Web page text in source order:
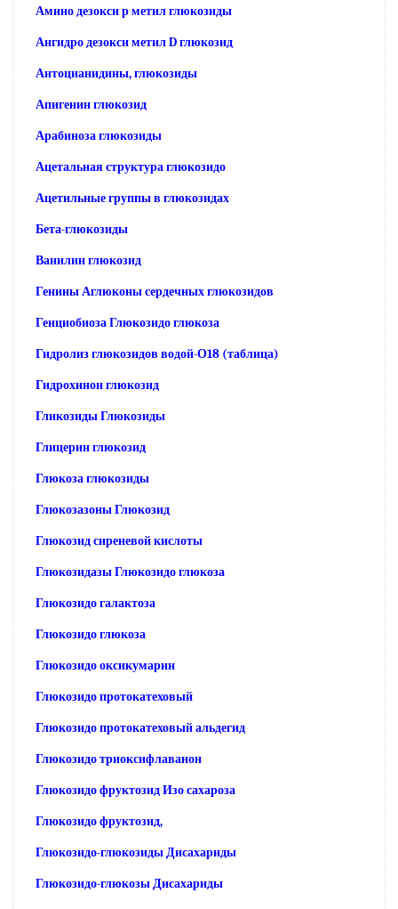
Амино дезокси р метил глюкозиды
Ангидро дезокси метил D глюкозид
Антоцианидины, глюкозиды
Апигенин глюкозид
Арабиноза глюкозиды
Ацетальная структура глюкозидо
Ацетильные группы в глюкозидах
Бета-глюкозиды
Ванилин глюкозид
Генины Аглюконы сердечных глюкозидов
Генциобиоза Глюкозидо глюкоза
Гидролиз глюкозидов водой-О18 (таблица)
Гидрохинон глюкозид
Гликозиды Глюкозиды
Глицерин глюкозид
Глюкоза глюкозиды
Глюкозазоны Глюкозид
Глюкозид сиреневой кислоты
Глюкозидазы Глюкозидо глюкоза
Глюкозидо галактоза
Глюкозидо глюкоза
Глюкозидо оксикумарин
Глюкозидо протокатеховый
Глюкозидо протокатеховый альдегид
Глюкозидо триоксифлаванон
Глюкозидо фруктозид Изо сахароза
Глюкозидо фруктозид,
Глюкозидо-глюкозиды Дисахариды
Глюкозидо-глюкозы Дисахариды